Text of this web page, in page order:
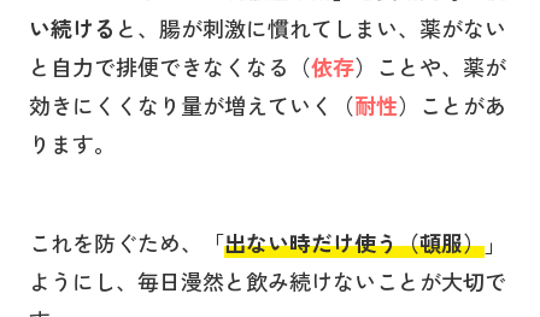
い続ける と、腸が刺激に慣れてしまい、薬がない
と自力で排便できなくなる（依存）ことや、薬が
効きにくくなり量が増えていく（耐性）ことがあ
ります。
これを防ぐため、「出ない時だけ使う（頓服）」
ようにし、毎日漫然と飲み続けないことが大切で